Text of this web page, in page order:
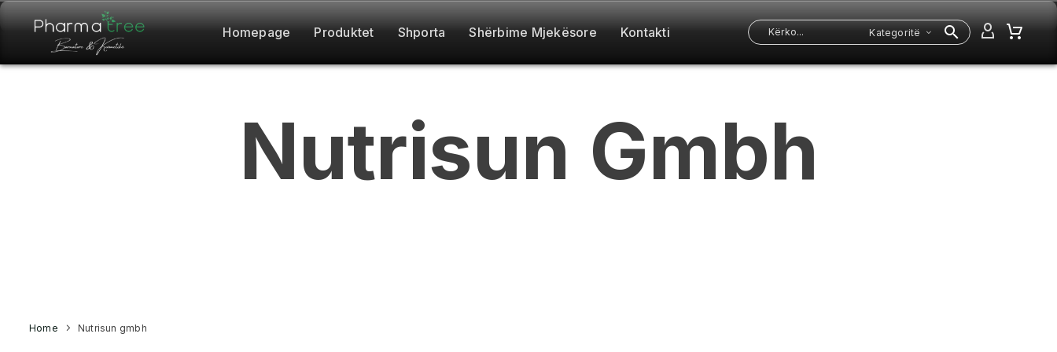
Homepage Produktet Shporta Shërbime Mjekësore Kontakti Kategoritë
Nutrisun Gmbh
Home Nutrisun gmbh